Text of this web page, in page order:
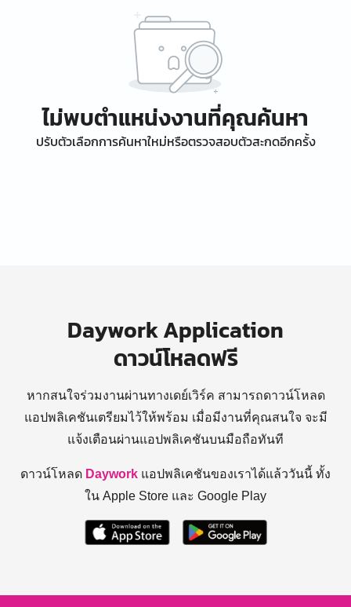
ไม่พบตำแหน่งงานที่คุณค้นหา
ปรับตัวเลือกการค้นหาใหม่หรือตรวจสอบตัวสะกดอีกครั้ง
Daywork Application
ดาวน์โหลดฟรี
หากสนใจร่วมงานผ่านทางเดย์เวิร์ค สามารถดาวน์โหลด
แอปพลิเคชันเตรียมไว้ให้พร้อม เมื่อมีงานที่คุณสนใจ จะมี
แจ้งเตือนผ่านแอปพลิเคชันบนมือถือทันที
ดาวน์โหลด Daywork แอปพลิเคชันของเราได้แล้ววันนี้ ทั้ง
ใน Apple Store และ Google Play